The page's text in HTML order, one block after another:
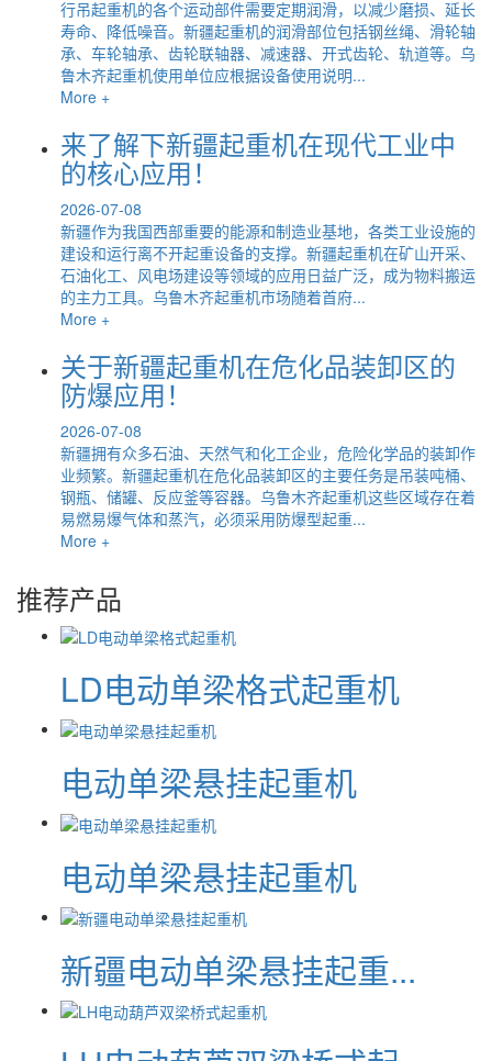
行吊起重机的各个运动部件需要定期润滑，以减少磨损、延长
寿命、降低噪音。新疆起重机的润滑部位包括钢丝绳、滑轮轴
承、车轮轴承、齿轮联轴器、减速器、开式齿轮、轨道等。乌
鲁木齐起重机使用单位应根据设备使用说明...
More +
来了解下新疆起重机在现代工业中
的核心应用！
2026-07-08
新疆作为我国西部重要的能源和制造业基地，各类工业设施的
建设和运行离不开起重设备的支撑。新疆起重机在矿山开采、
石油化工、风电场建设等领域的应用日益广泛，成为物料搬运
的主力工具。乌鲁木齐起重机市场随着首府...
More +
关于新疆起重机在危化品装卸区的
防爆应用！
2026-07-08
新疆拥有众多石油、天然气和化工企业，危险化学品的装卸作
业频繁。新疆起重机在危化品装卸区的主要任务是吊装吨桶、
钢瓶、储罐、反应釜等容器。乌鲁木齐起重机这些区域存在着
易燃易爆气体和蒸汽，必须采用防爆型起重...
More +
推荐产品
LD电动单梁格式起重机
电动单梁悬挂起重机
电动单梁悬挂起重机
新疆电动单梁悬挂起重...